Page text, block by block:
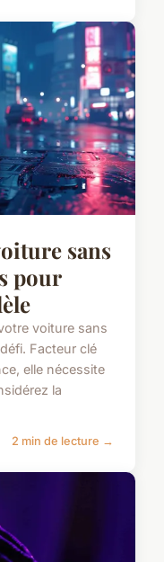
sans
pour
voiture sans
Facteur clé
elle nécessite
la
2 min de lecture →